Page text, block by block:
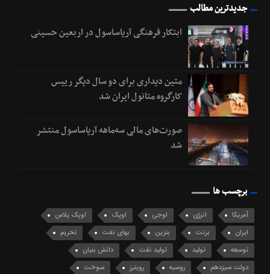
جدیدترین مطالب
ابتکار فرهنگی آریاساسول در اربعین حسینی
متین دیداری برای دو سال دیگر رییس
کارگروه متانول ایران شد
صورت‌های مالی سه‌ماهه آریاساسول منتشر
شد
برچسب ها
آمریکا انرژی اوجی اوپک
اوپک پلاس
ایران
برنت بنزین بهای نفت
تحریم
توسعه
تولید تولید نفت
دانش بنیان
دولت سیزدهم
روسیه رویترز
سوخت